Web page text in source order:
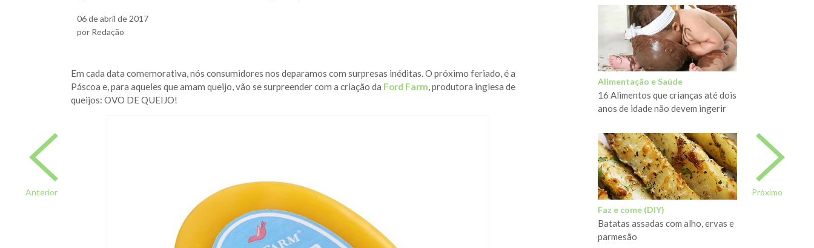
Anterior Próximo
06 de abril de 2017
por Redação
Em cada data comemorativa, nós consumidores nos deparamos com surpresas inéditas. O próximo feriado, é a
Páscoa e, para aqueles que amam queijo, vão se surpreender com a criação da Ford Farm , produtora inglesa de
queijos: OVO DE QUEIJO!
Alimentação e Saúde
16 Alimentos que crianças até dois
anos de idade não devem ingerir
Faz e come (DIY)
Batatas assadas com alho, ervas e
parmesão